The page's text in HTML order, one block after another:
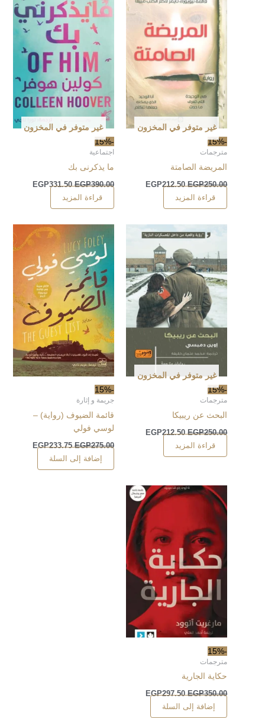
-15%
غير متوفر في المخزون
مترجمات
المريضة الصامتة
EGP250.00
EGP212.50
قراءة المزيد
-15%
غير متوفر في المخزون
اجتماعية
ما يذكرنى بك
EGP390.00
EGP331.50
قراءة المزيد
-15%
غير متوفر في المخزون
مترجمات
البحث عن ريبيكا
EGP250.00
EGP212.50
قراءة المزيد
-15%
جريمة و إثارة
قائمة الضيوف (رواية) –
لوسي فولي
EGP275.00
EGP233.75
إضافة إلى السلة
-15%
مترجمات
حكاية الجارية
EGP350.00
EGP297.50
إضافة إلى السلة